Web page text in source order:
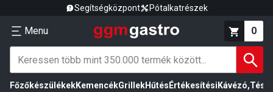
Segítségközpont Pótalkatrészek
Menu 0
FőzőkészülékekKemencékGrillekHűtés Értékesítési Kávézó,